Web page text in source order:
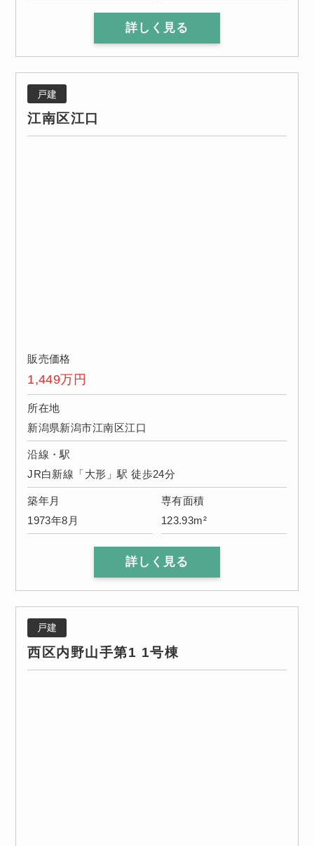
詳しく見る
戸建
江南区江口
販売価格
1,449万円
所在地
新潟県新潟市江南区江口
沿線・駅
JR白新線「大形」駅 徒歩24分
築年月
1973年8月
専有面積
123.93m²
詳しく見る
戸建
西区内野山手第1 1号棟